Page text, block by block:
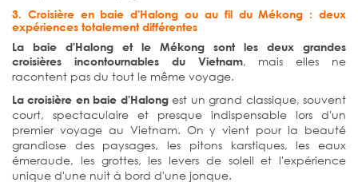
3. Croisière en baie d'Halong ou au fil du Mékong : deux
expériences totalement différentes
La baie d'Halong et le Mékong sont les deux grandes
croisières incontournables du Vietnam, mais elles ne
racontent pas du tout le même voyage.
La croisière en baie d'Halongest un grand classique, souvent
court, spectaculaire et presque indispensable lors d'un
premier voyage au Vietnam. On y vient pour la beauté
grandiose des paysages, les pitons karstiques, les eaux
émeraude, les grottes, les levers de soleil et l'expérience
unique d'une nuit à bord d'une jonque.